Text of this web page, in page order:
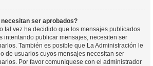
ser aprobados?
tal vez ha decidido que los mensajes publicados
intentando publicar mensajes, necesiten ser
También es posible que La Administración le
de usuarios cuyos mensajes necesitan ser
Por favor comuníquese con el administrador